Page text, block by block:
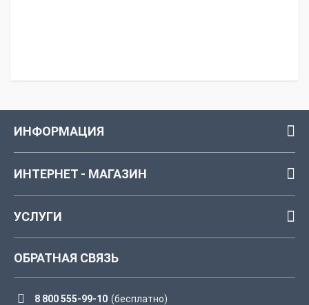
ИНФОРМАЦИЯ
ИНТЕРНЕТ - МАГАЗИН
УСЛУГИ
ОБРАТНАЯ СВЯЗЬ
8 800 555-99-10 (бесплатно)